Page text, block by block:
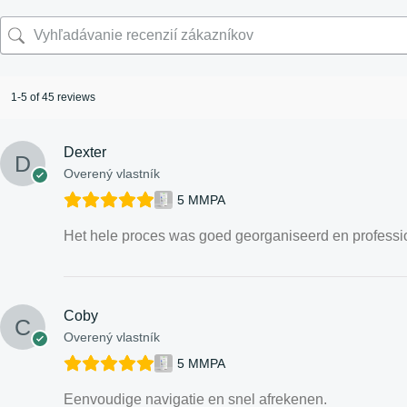
1-5 of 45 reviews
Dexter
Overený vlastník
5 MMPA
Het hele proces was goed georganiseerd en
Coby
Overený vlastník
5 MMPA
Eenvoudige navigatie en snel afrekenen.